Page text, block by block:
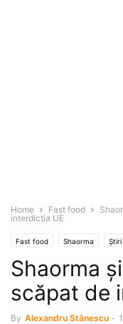
Home Fast food
interdicţia UE
Fast food Shaorma Știri
Shaorma
scăpat de
By Alexandru Stănescu -